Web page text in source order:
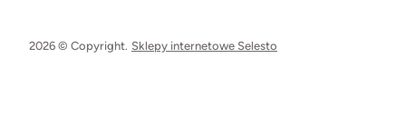
2026 © Copyright. Sklepy internetowe Selesto